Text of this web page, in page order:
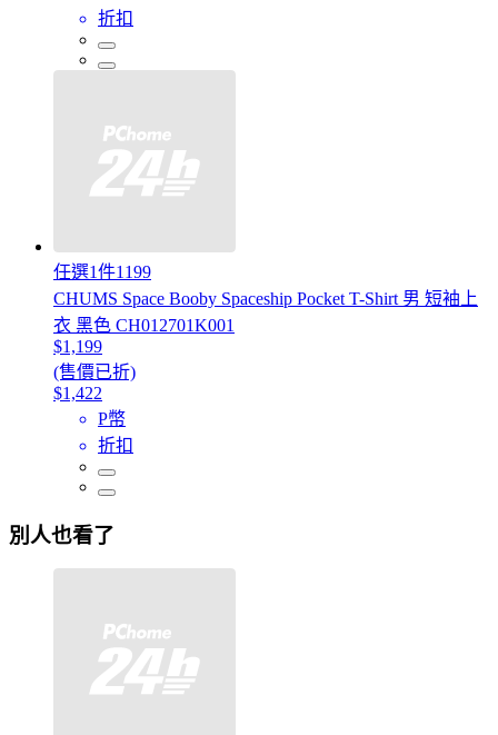
折扣
任選1件1199
CHUMS Space Booby Spaceship Pocket T-Shirt 男 短袖上
衣 黑色 CH012701K001
$1,199
(售價已折)
$1,422
P幣
折扣
別人也看了